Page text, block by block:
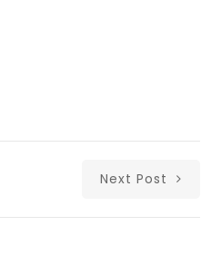
Next Post